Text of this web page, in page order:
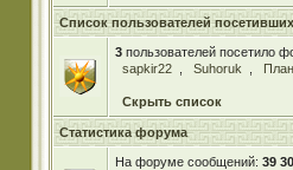
Список пользователей
3пользователей посетило
sapkir22
Suhoruk
Скрыть список
Статистика форума
На форуме сообщений: 39